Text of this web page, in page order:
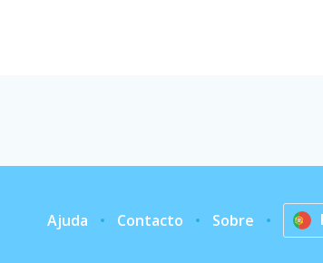
Ajuda Contacto Sobre